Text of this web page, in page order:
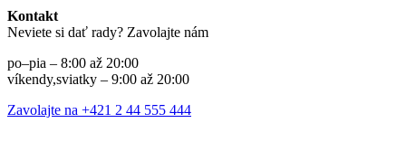
Kontakt
Neviete si dať rady? Zavolajte nám
po–pia – 8:00 až 20:00
víkendy,sviatky – 9:00 až 20:00
Zavolajte na +421 2 44 555 444